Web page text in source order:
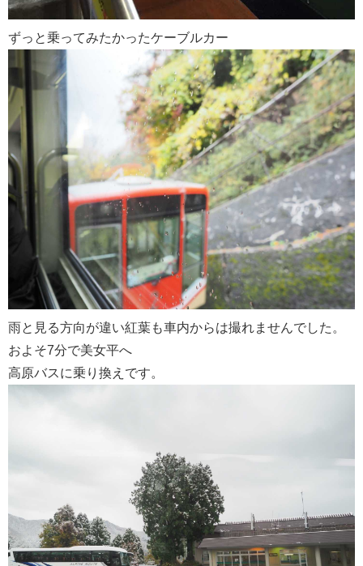
ずっと乗ってみたかったケーブルカー
雨と見る方向が違い紅葉も車内からは撮れませんでした。
およそ7分で美女平へ
高原バスに乗り換えです。